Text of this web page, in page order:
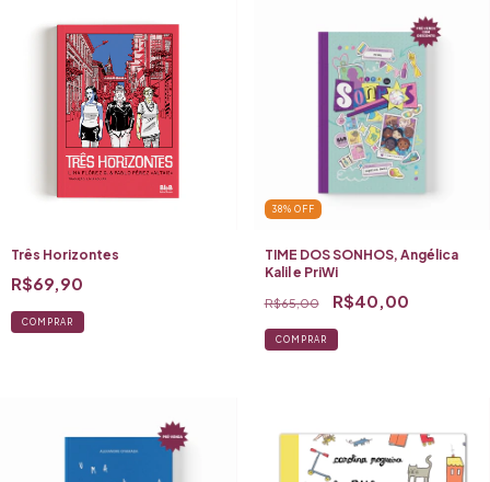
todas as mulheres latinas vivem sob as mesmas vicissitudes e violências patriarcais.
Entender este problema como coletivo nos aproxima e fortalece nossas lutas.”
Giovana Madalosso
“Ao retratar vulnerabilidades e formas de resistência, esta obra fala não apenas de
mulheres colombianas, mas de qualquer pessoa latino-americana que reconheça
na própria vida a experiência da luta diária. Uma narrativa que coloca histórias
periféricas no centro e acompanha quem insiste em construir horizontes mais
amplos para si e para os outros”
Autores: Lina Flórez (roteiro) e Pablo Pérez (arte) <Altais>
Tradução: Lívia Aguiar
Formato: 15,5 x 22 cm
80 páginas
4x4 cores
ISBN 9786502200490
Três Horizontes
R$69,90
38% OFF
TIME DOS SONHOS, Angélica
Kalil e PriWi
R$65,00 R$40,00